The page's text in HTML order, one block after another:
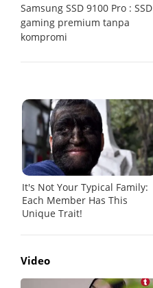
Samsung SSD 9100 Pro : SSD
gaming premium tanpa
kompromi
Video